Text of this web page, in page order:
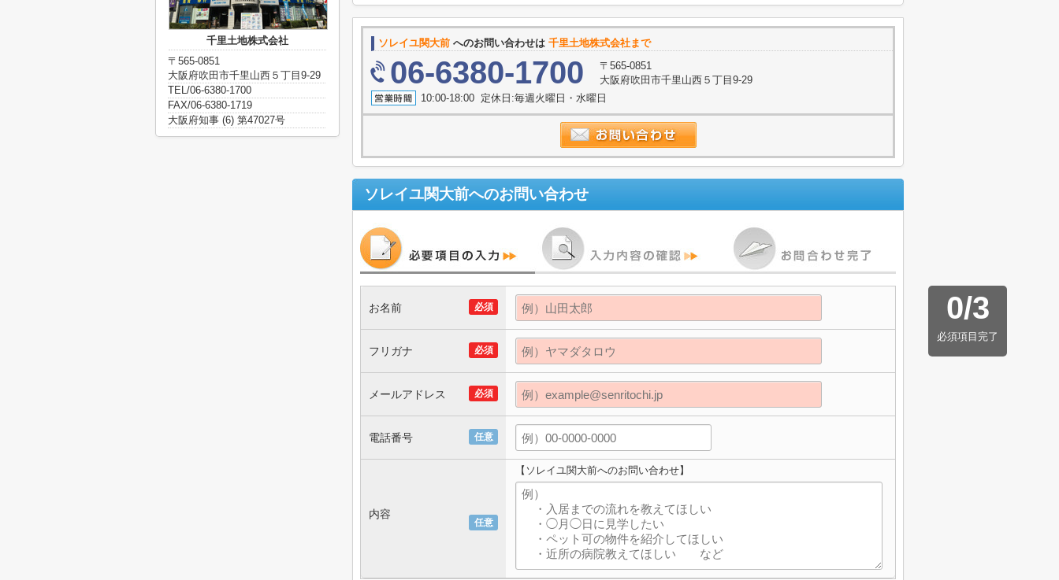
ソレイユ関大前 へのお問い合わせは 千里土地株式会社まで
06-6380-1700
〒565-0851
大阪府吹田市千里山西５丁目9-29
10:00-18:00 定休日:毎週火曜日・水曜日
ソレイユ関大前へのお問い合わせ
0/3
必須項目完了
必須
お名前
必須
フリガナ
必須
メールアドレス
任意
電話番号
任意
内容
【ソレイユ関大前へのお問い合わせ】
千里土地株式会社
〒565-0851
大阪府吹田市千里山西５丁目9-29
TEL/06-6380-1700
FAX/06-6380-1719
大阪府知事 (6) 第47027号